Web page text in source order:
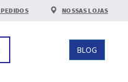
NOSSAS LOJAS
BLOG